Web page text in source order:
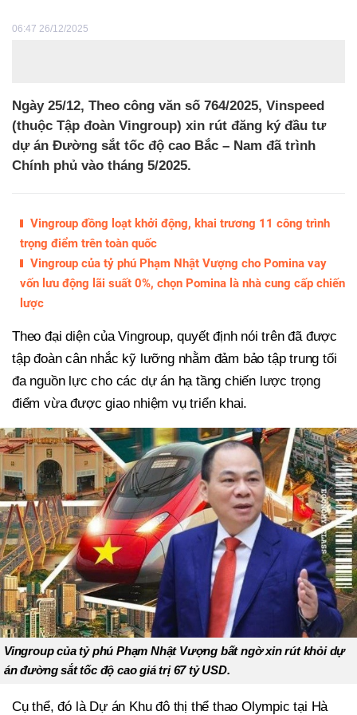
06:47 26/12/2025
Ngày 25/12, Theo công văn số 764/2025, Vinspeed
(thuộc Tập đoàn Vingroup) xin rút đăng ký đầu tư
dự án Đường sắt tốc độ cao Bắc – Nam đã trình
Chính phủ vào tháng 5/2025.
Vingroup đồng loạt khởi động, khai trương 11 công trình
trọng điểm trên toàn quốc
Vingroup của tỷ phú Phạm Nhật Vượng cho Pomina vay
vốn lưu động lãi suất 0%, chọn Pomina là nhà cung cấp chiến
lược
Theo đại diện của Vingroup, quyết định nói trên đã được
tập đoàn cân nhắc kỹ lưỡng nhằm đảm bảo tập trung tối
đa nguồn lực cho các dự án hạ tầng chiến lược trọng
điểm vừa được giao nhiệm vụ triển khai.
Vingroup của tỷ phú Phạm Nhật Vượng bất ngờ xin rút khỏi dự
án đường sắt tốc độ cao giá trị 67 tỷ USD.
Cụ thể, đó là Dự án Khu đô thị thể thao Olympic tại Hà